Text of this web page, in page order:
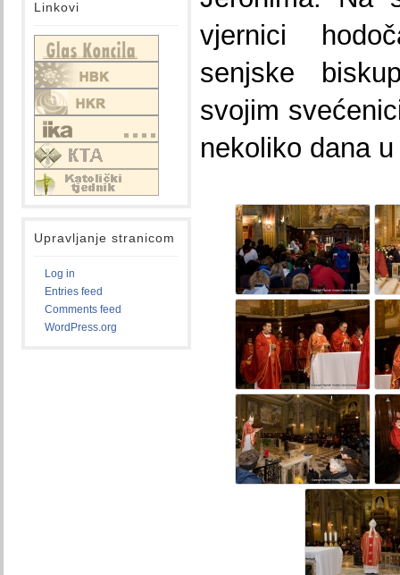
Linkovi
Upravljanje stranicom
Log in
Entries feed
Comments feed
WordPress.org
vjernici
senjske
svojim
nekoliko dana